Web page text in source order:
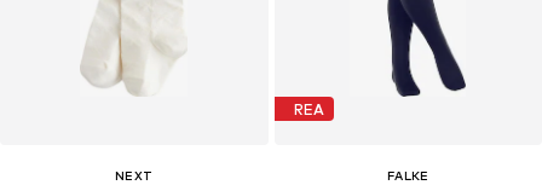
NEXT
REA
FALKE